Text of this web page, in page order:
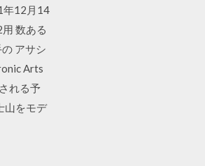
年12月14
数ある
アサシ
Arts
れる予
山をモデ